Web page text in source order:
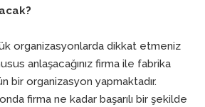
organizasyonlarda dikkat etmeniz
anlaşacağınız firma ile fabrika
bir organizasyon yapmaktadır.
firma ne kadar başarılı bir şekilde